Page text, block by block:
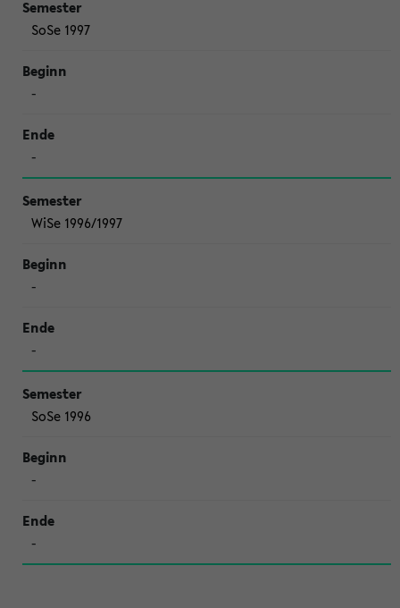
SoSe 1997
-
-
WiSe 1996/1997
-
-
SoSe 1996
-
-